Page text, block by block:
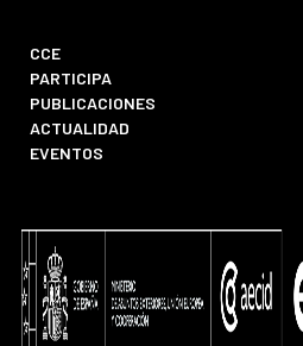
CCE
PARTICIPA
PUBLICACIONES
ACTUALIDAD
EVENTOS